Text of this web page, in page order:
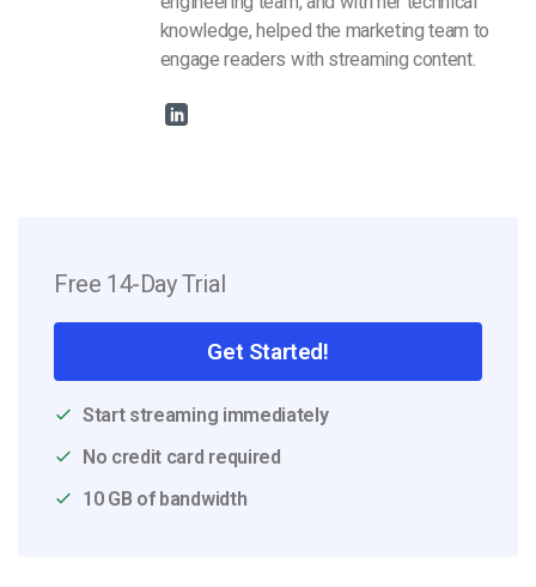
knowledge, helped the marketing team to
engage readers with streaming content.
Free 14-Day Trial
Get Started!
Start streaming immediately
No credit card required
10 GB of bandwidth